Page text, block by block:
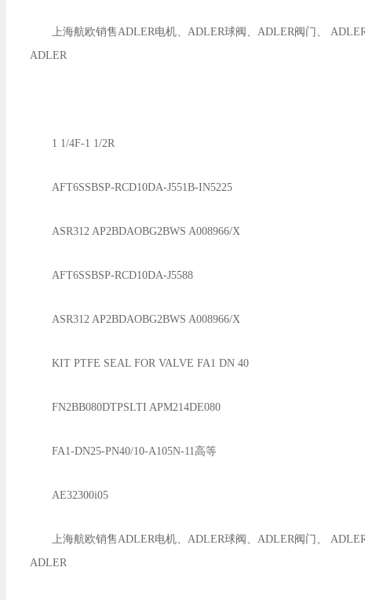
上海航欧销售ADLER电机、ADLER球阀、ADLER阀门、
ADLER
1 1/4F-1 1/2R
AFT6SSBSP-RCD10DA-J551B-IN5225
ASR312 AP2BDAOBG2BWS A008966/X
AFT6SSBSP-RCD10DA-J5588
ASR312 AP2BDAOBG2BWS A008966/X
KIT PTFE SEAL FOR VALVE FA1 DN 40
FN2BB080DTPSLTI APM214DE080
FA1-DN25-PN40/10-A105N-11高等
AE32300i05
上海航欧销售ADLER电机、ADLER球阀、ADLER阀门、
ADLER